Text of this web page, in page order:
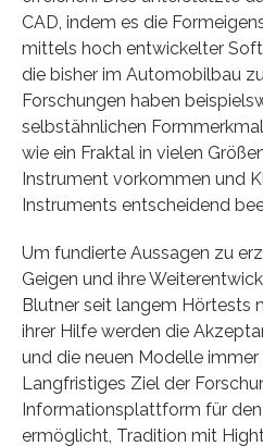
CAD, indem es die
mittels hoch entwickelter
die bisher im Automobilbau
Forschungen haben
selbstähnlichen
wie ein Fraktal in vielen
Instrument vorkommen und
Instruments entscheidend
Um fundierte Aussagen zu
Geigen und ihre
Blutner seit langem Hörtests
ihrer Hilfe werden die
und die neuen Modelle
Langfristiges Ziel der
Informationsplattform für den
ermöglicht, Tradition mit